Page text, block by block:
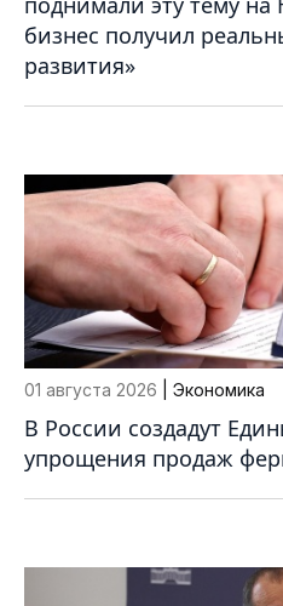
бизнес получил
развития»
01 августа 2026 | Экономика
В России создадут
упрощения продаж